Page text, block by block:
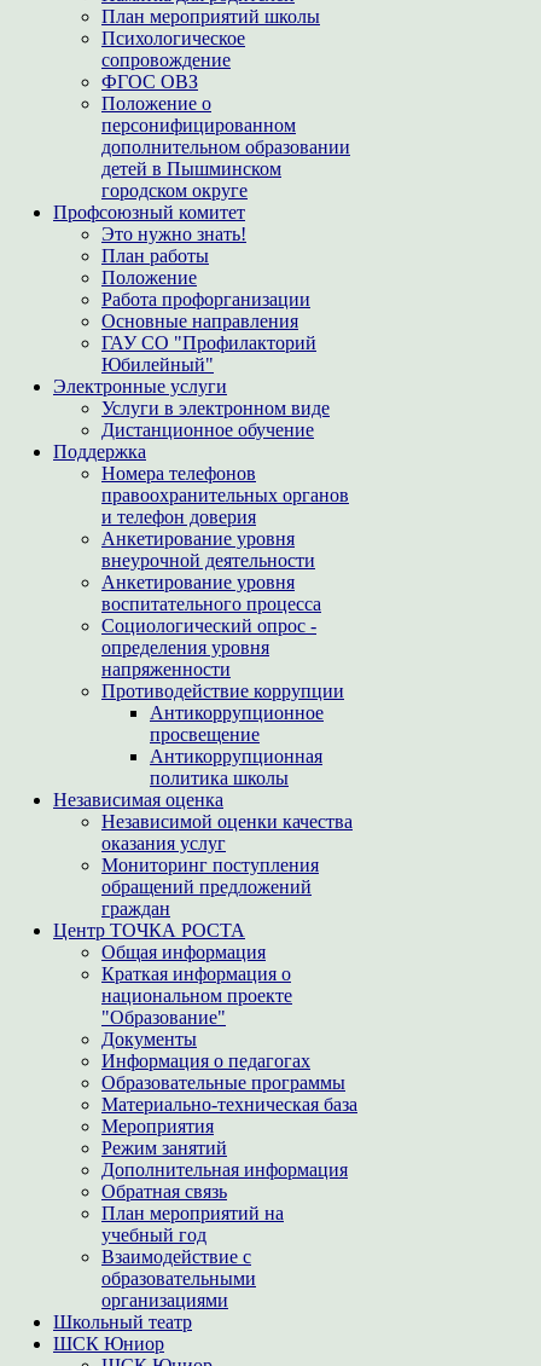
План мероприятий школы
Психологическое
сопровождение
ФГОС ОВЗ
Положение о
персонифицированном
дополнительном образовании
детей в Пышминском
городском округе
Профсоюзный комитет
Это нужно знать!
План работы
Положение
Работа профорганизации
Основные направления
ГАУ СО "Профилакторий
Юбилейный"
Электронные услуги
Услуги в электронном виде
Дистанционное обучение
Поддержка
Номера телефонов
правоохранительных органов
и телефон доверия
Анкетирование уровня
внеурочной деятельности
Анкетирование уровня
воспитательного процесса
Социологический опрос -
определения уровня
напряженности
Противодействие коррупции
Антикоррупционное
просвещение
Антикоррупционная
политика школы
Независимая оценка
Независимой оценки качества
оказания услуг
Мониторинг поступления
обращений предложений
граждан
Центр ТОЧКА РОСТА
Общая информация
Краткая информация о
национальном проекте
"Образование"
Документы
Информация о педагогах
Образовательные программы
Материально-техническая база
Мероприятия
Режим занятий
Дополнительная информация
Обратная связь
План мероприятий на
учебный год
Взаимодействие с
образовательными
организациями
Школьный театр
ШСК Юниор